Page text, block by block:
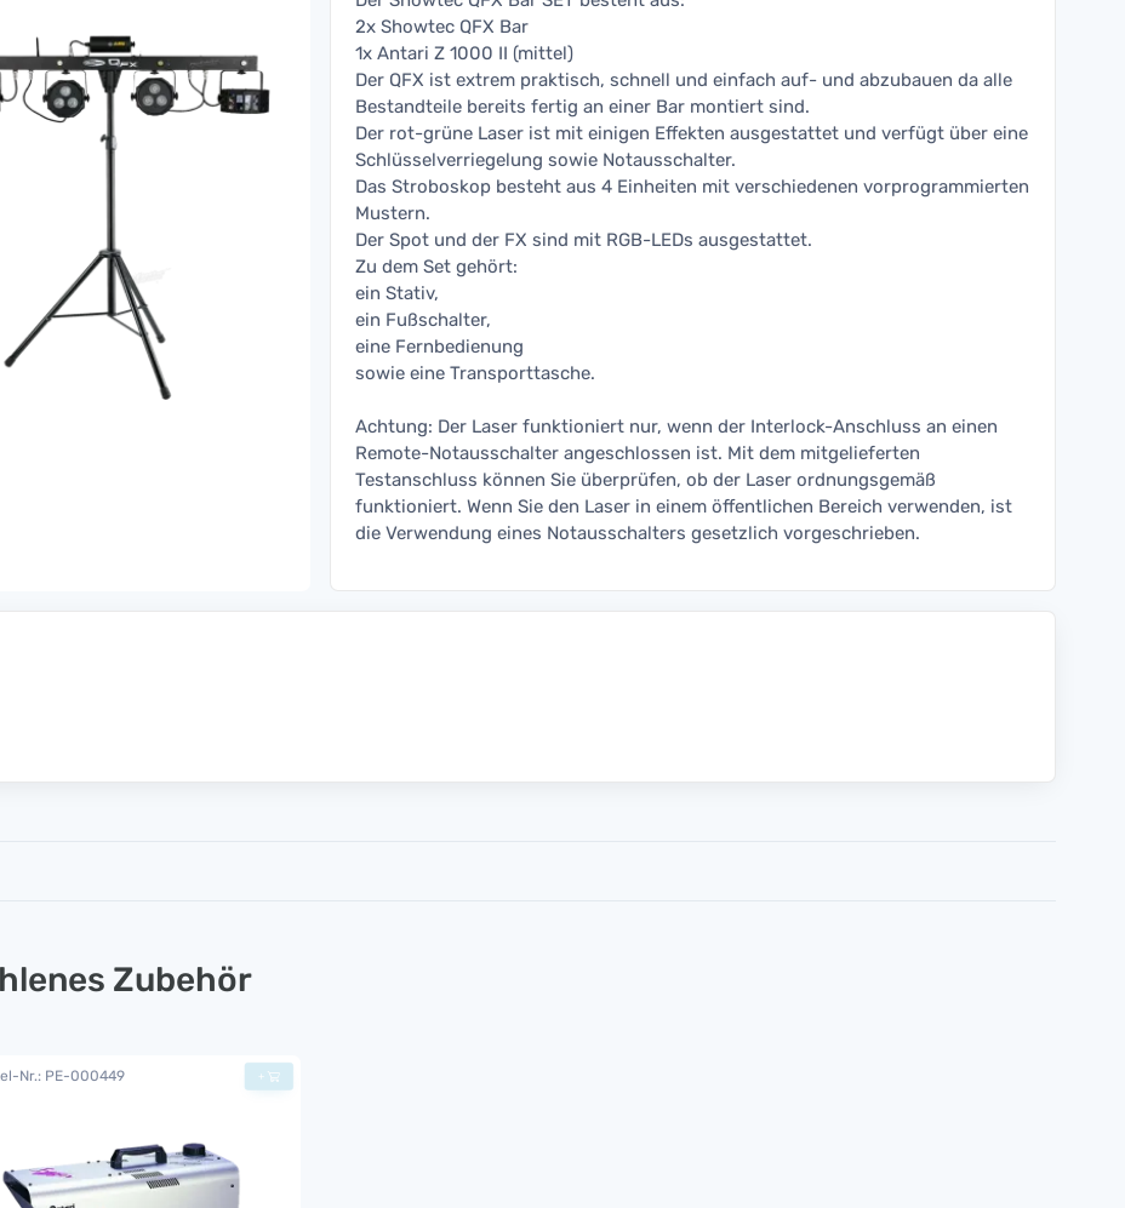
2x Showtec QFX Bar
1x Antari Z 1000 II (mittel)
Der QFX ist extrem praktisch, schnell und einfach auf- und abzubauen da alle
Bestandteile bereits fertig an einer Bar montiert sind.
Der rot-grüne Laser ist mit einigen Effekten ausgestattet und verfügt über eine
Schlüsselverriegelung sowie Notausschalter.
Das Stroboskop besteht aus 4 Einheiten mit verschiedenen vorprogrammierten
Mustern.
Der Spot und der FX sind mit RGB-LEDs ausgestattet.
Zu dem Set gehört:
ein Stativ,
ein Fußschalter,
eine Fernbedienung
sowie eine Transporttasche.
Achtung: Der Laser funktioniert nur, wenn der Interlock-Anschluss an einen
Remote-Notausschalter angeschlossen ist. Mit dem mitgelieferten
Testanschluss können Sie überprüfen, ob der Laser ordnungsgemäß
funktioniert. Wenn Sie den Laser in einem öffentlichen Bereich verwenden, ist
die Verwendung eines Notausschalters gesetzlich vorgeschrieben.
Zubehör
Nr.: PE-000449 +